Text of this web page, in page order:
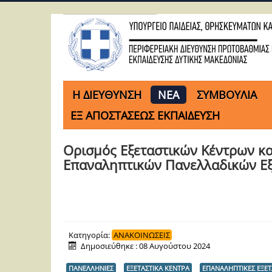
H ΔΙΕΥΘΥΝΣΗ ΝΕΑ
ΣΥΜΒΟΥΛΙΑ
ΕΞ ΑΠΟΣΤΑΣΕΩΣ ΕΚΠΑΙΔΕΥΣΗ
Ορισμός Εξεταστικών Κέντρων
Επαναληπτικών Πανελλαδικών
Κατηγορία: ΑΝΑΚΟΙΝΩΣΕΙΣ
Δημοσιεύθηκε : 08 Αυγούστου 2024
ΠΑΝΕΛΛΗΝΙΕΣ ΕΞΕΤΑΣΤΙΚΑ ΚΕΝΤΡΑ ΕΠΑΝΑΛΗΠΤΙΚΕΣ